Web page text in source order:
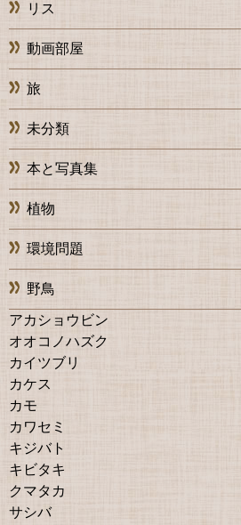
リス
動画部屋
旅
未分類
本と写真集
植物
環境問題
野鳥
アカショウビン
オオコノハズク
カイツブリ
カケス
カモ
カワセミ
キジバト
キビタキ
クマタカ
サシバ